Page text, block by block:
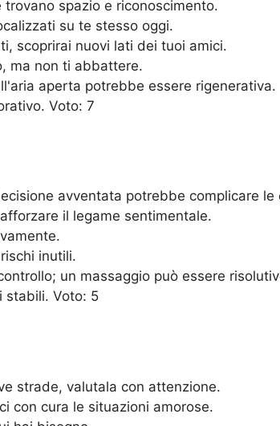
spazio e riconoscimento.
su te stesso oggi.
scoprirai nuovi lati dei tuoi amici.
ma non ti abbattere.
aperta potrebbe essere rigenerativa.
Voto: 7
avventata potrebbe complicare le
il legame sentimentale.
inutili.
un massaggio può essere
stabili. Voto: 5
strade, valutala con attenzione.
con cura le situazioni amorose.